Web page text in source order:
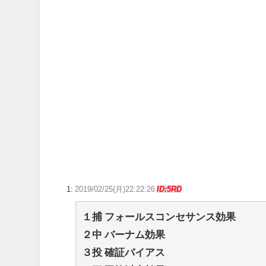
1: 2019/02/25(月)22:22:26ID:5RD
１捕 フォールスコンセサンス効果
２中 バーナム効果
３投 確証バイアス